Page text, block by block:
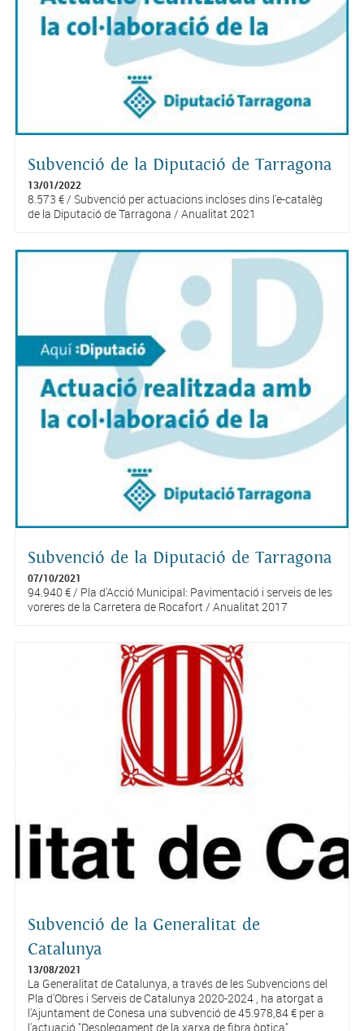
Subvenció de la Diputació de Tarragona
13/01/2022
8.573 € / Subvenció per actuacions incloses dins l'e-catalèg
de la Diputació de Tarragona / Anualitat 2021
Subvenció de la Diputació de Tarragona
07/10/2021
94.940 € / Pla d'Acció Municipal: Pavimentació i serveis de les
voreres de la Carretera de Rocafort / Anualitat 2017
Subvenció de la Generalitat de
Catalunya
13/08/2021
La Generalitat de Catalunya, a través de les Subvencions del
Pla d'Obres i Serveis de Catalunya 2020-2024 , ha atorgat a
l'Ajuntament de Conesa una subvenció de 45.978,84 € per a
l'actuació "Desplegament de la xarxa de fibra òptica"